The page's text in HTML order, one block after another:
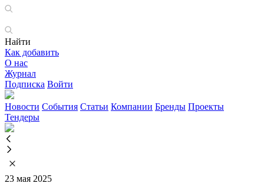
Найти
Как добавить
О нас
Журнал
Подписка Войти
Новости События Статьи Компании Бренды Проекты
Тендеры
23 мая 2025